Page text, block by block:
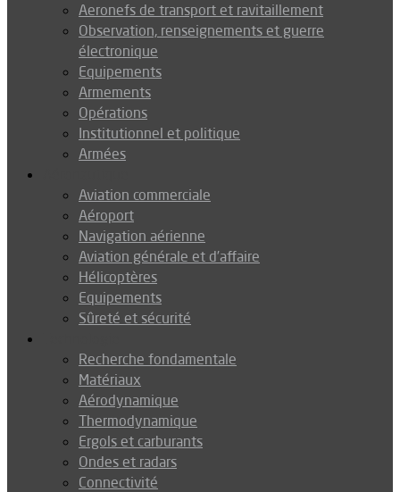
Aeronefs de transport et ravitaillement
Observation, renseignements et guerre
électronique
Equipements
Armements
Opérations
Institutionnel et politique
Armées
Aviation commerciale
Aéroport
Navigation aérienne
Aviation générale et d’affaire
Hélicoptères
Equipements
Sûreté et sécurité
Recherche fondamentale
Matériaux
Aérodynamique
Thermodynamique
Ergols et carburants
Ondes et radars
Connectivité